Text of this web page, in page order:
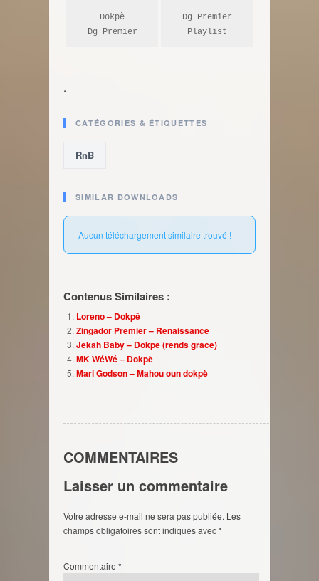
Dokpè
Dg Premier
Dg Premier
Playlist
.
CATÉGORIES & ÉTIQUETTES
RnB
SIMILAR DOWNLOADS
Aucun téléchargement similaire trouvé !
Contenus Similaires :
Loreno – Dokpê
Zingador Premier – Renaissance
Jekah Baby – Dokpê (rends grâce)
MK WéWé – Dokpè
Mari Godson – Mahou oun dokpè
COMMENTAIRES
Laisser un commentaire
Votre adresse e-mail ne sera pas publiée. Les
champs obligatoires sont indiqués avec*
Commentaire *